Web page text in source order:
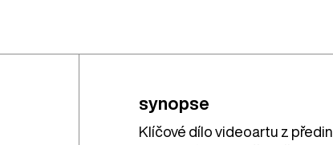
synopse
Klíčové dílo videoartu z